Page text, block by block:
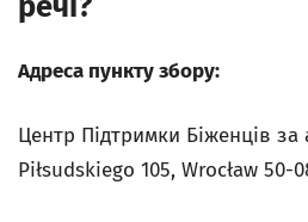
Адреса пункту збору:
Центр Підтримки Біженців
Piłsudskiego 105, Wrocław 50-